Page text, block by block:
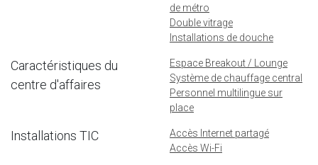
de métro
Double vitrage
Installations de douche
Caractéristiques du
centre d'affaires
Espace Breakout / Lounge
Système de chauffage central
Personnel multilingue sur
place
Installations TIC
Accès Internet partagé
Accès Wi-Fi